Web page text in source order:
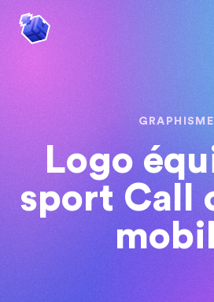
GRAPHISME
Logo
sport Call